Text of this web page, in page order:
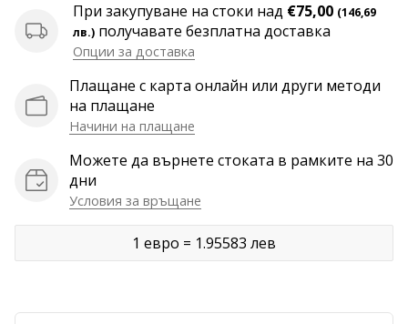
страница
или
дискусионен
Накарайте
ги
генерират
приходи.
…
статии
При закупуване на стоки над €75,00 (146,69
лв.) получавате безплатна доставка
Опции за доставка
Плащане с карта онлайн или други методи
на плащане
Начини на плащане
Можете да върнете стоката в рамките на 30
дни
Условия за връщане
1 евро = 1.95583 лев